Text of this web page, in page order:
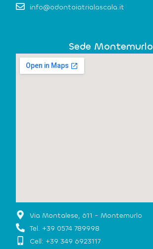
info@odontoiatrialascala.it
Sede Montemurlo
Via Montalese, 611 - Montemurlo
Tel. +39 0574 789998
Cell: +39 349 6923117